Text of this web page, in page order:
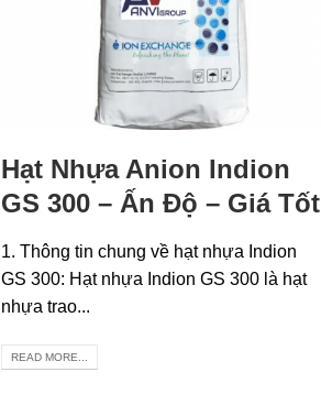
Hạt Nhựa Anion Indion
GS 300 – Ấn Độ – Giá Tốt
1. Thông tin chung về hạt nhựa Indion
GS 300: Hạt nhựa Indion GS 300 là hạt
nhựa trao...
READ MORE...